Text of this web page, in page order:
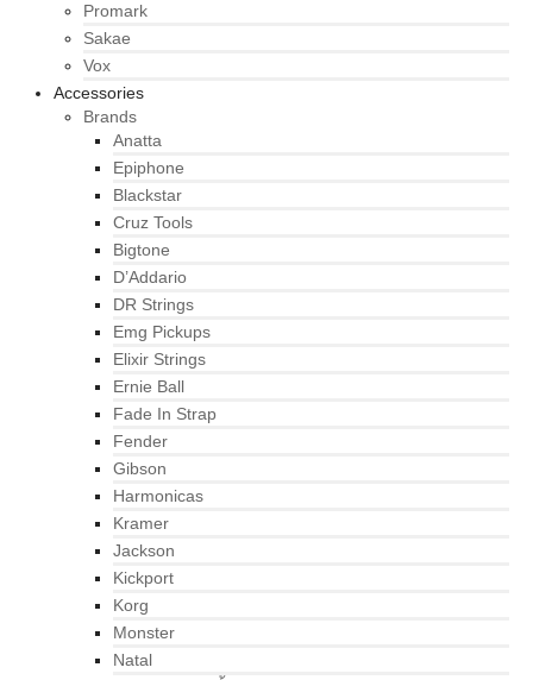
Promark
Sakae
Vox
Accessories
Brands
Anatta
Epiphone
Blackstar
Cruz Tools
Bigtone
D’Addario
DR Strings
Emg Pickups
Elixir Strings
Ernie Ball
Fade In Strap
Fender
Gibson
Harmonicas
Kramer
Jackson
Kickport
Korg
Monster
Natal